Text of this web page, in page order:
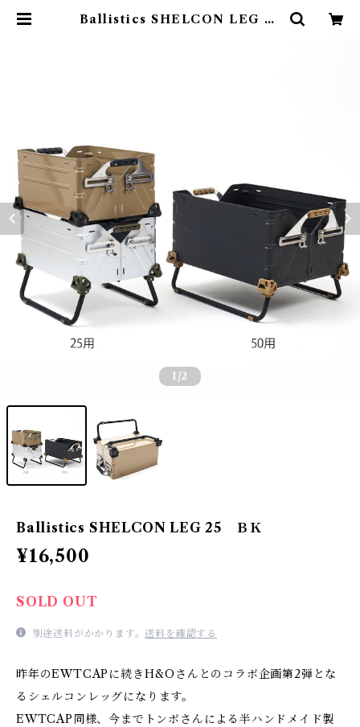
Ballistics SHELCON LEG 25
1 /2
Ballistics SHELCON LEG 25 ＢＫ
¥16,500
SOLD OUT
別途送料がかかります。送料を確認する
昨年のEWTCAPに続きH&Oさんとのコラボ企画第2弾とな
るシェルコンレッグになります。
EWTCAP同様、今までトンボさんによる半ハンドメイド製